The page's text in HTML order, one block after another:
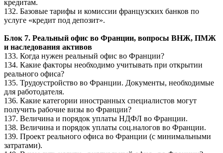
кредитам.
132. Базовые тарифы и комиссии французских банков по
услуге «кредит под депозит».
Блок 7. Реальный офис во Франции, вопросы ВНЖ, ПМЖ
и наследования активов
133. Когда нужен реальный офис во Франции?
134. Какие факторы необходимо учитывать при открытии
реального офиса?
135. Трудоустройство во Франции. Документы, необходимые
для работодателя.
136. Какие категории иностранных специалистов могут
получить рабочие визы во Франции?
137. Величина и порядок уплаты НДФЛ во Франции.
138. Величина и порядок уплаты соц.налогов во Франции.
139. Проект реального офиса во Франции (с минимальными
затратами).